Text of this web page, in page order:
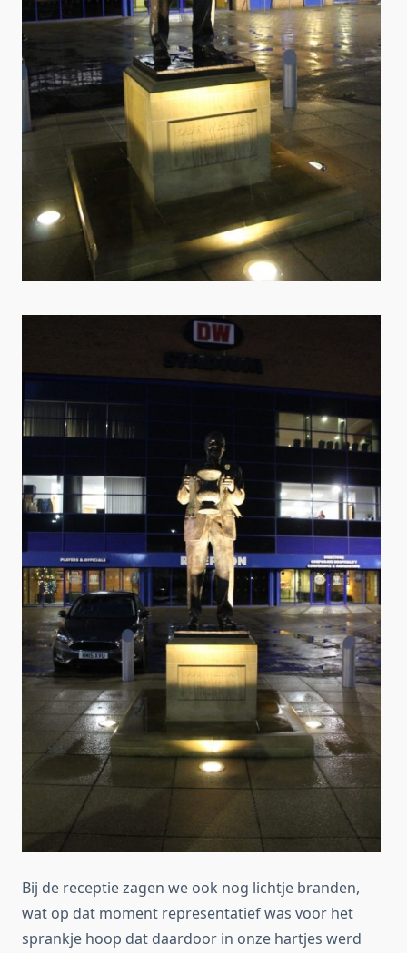
Bij de receptie zagen we ook nog lichtje branden,
wat op dat moment representatief was voor het
sprankje hoop dat daardoor in onze hartjes werd